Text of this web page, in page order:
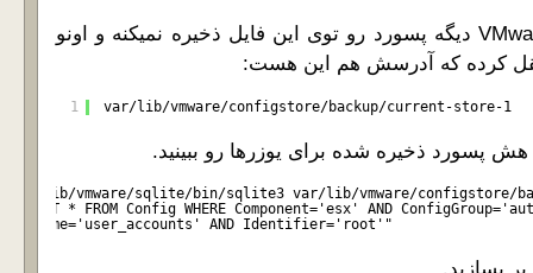
دلیلش این هست که VMware دیگه پسورد رو توی این فایل ذخیره نمیکنه و اونو
1 var/lib/vmware/configstore/backup/current-store-1
هش پسورد ذخیره شده برای یوزرها رو ببینید.
/usr/lib/vmware/sqlite/bin/sqlite3 var/lib/vmware/configstore/
"SELECT * FROM Config WHERE Component='esx' AND
AND Name='user_accounts' AND Identifier='root'"